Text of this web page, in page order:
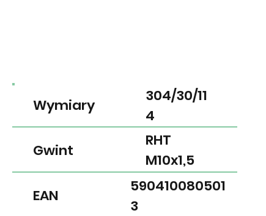
EAN
Gwint
Wymiary
590410080501
3
RHT
M10x1,5
304/30/11
4